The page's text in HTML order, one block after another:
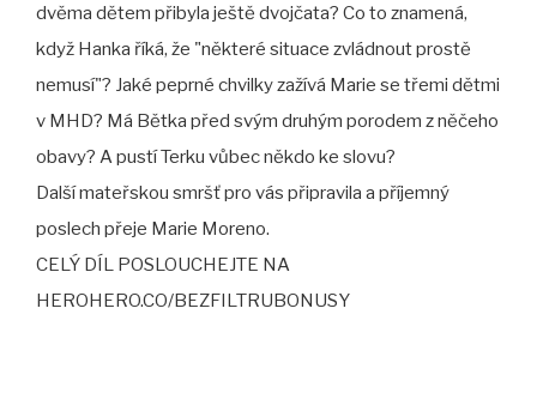
EMBED
dvěma dětem přibyla ještě dvojčata? Co to znamená,
když Hanka říká, že "některé situace zvládnout prostě
nemusí"? Jaké peprné chvilky zažívá Marie se třemi dětmi
v MHD? Má Bětka před svým druhým porodem z něčeho
obavy? A pustí Terku vůbec někdo ke slovu?
Další mateřskou smršť pro vás připravila a příjemný
poslech přeje Marie Moreno.
CELÝ DÍL POSLOUCHEJTE NA
HEROHERO.CO/BEZFILTRUBONUSY